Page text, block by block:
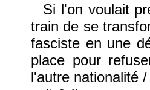
Si l'on voulait
train de se
fasciste en une
place pour
l'autre nationalité